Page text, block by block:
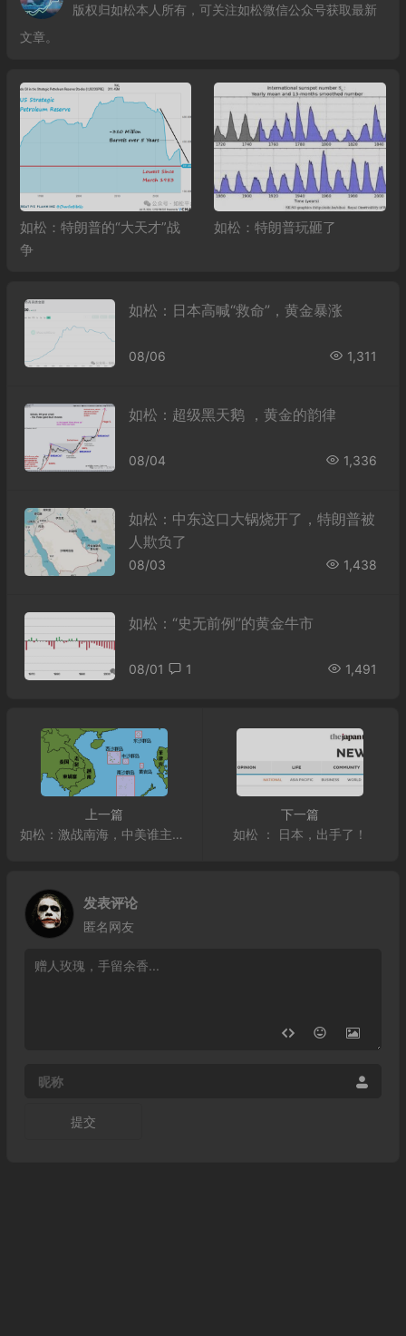
版权归如松本人所有，可关注如松微信公众号获取最新
文章。
如松：特朗普的“大天才”战
争
如松：特朗普玩砸了
如松：日本高喊“救命”，黄金暴涨
08/06 1,311
如松：超级黑天鹅 ，黄金的韵律
08/04 1,336
如松：中东这口大锅烧开了，特朗普被
人欺负了
08/03 1,438
如松：“史无前例”的黄金牛市
08/01 1,491
1
上一篇
如松：激战南海，中美谁主沉浮？
下一篇
如松 ： 日本，出手了！
发表评论
匿名网友
昵称
提交